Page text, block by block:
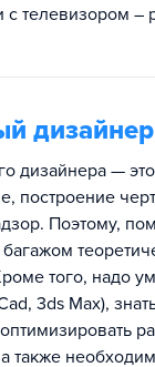
телевизором –
дизайнер
дизайнера —
построение
Поэтому,
того, надо
3ds Max),
также